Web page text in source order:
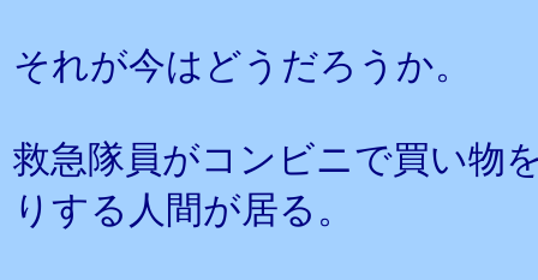
それが今はどうだろうか。
救急隊員がコンビニで買い物
りする人間が居る。